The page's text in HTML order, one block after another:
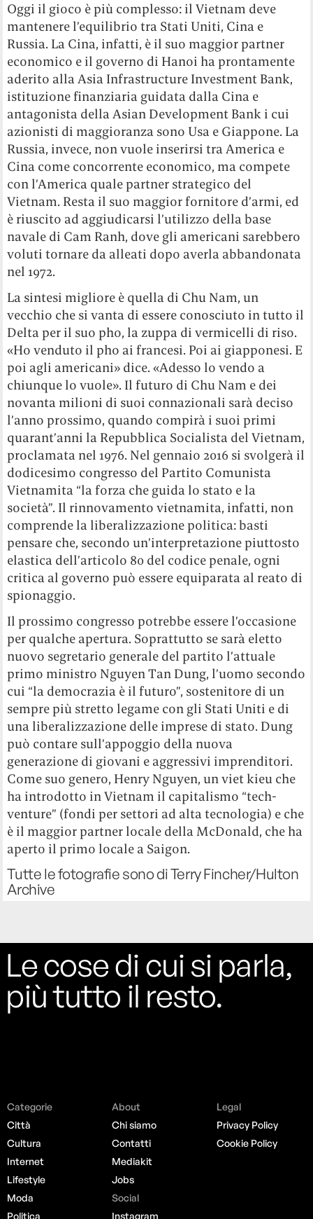
Oggi il gioco è più complesso: il Vietnam deve
mantenere l’equilibrio tra Stati Uniti, Cina e
Russia. La Cina, infatti, è il suo maggior partner
economico e il governo di Hanoi ha prontamente
aderito alla Asia Infrastructure Investment Bank,
istituzione finanziaria guidata dalla Cina e
antagonista della Asian Development Bank i cui
azionisti di maggioranza sono Usa e Giappone. La
Russia, invece, non vuole inserirsi tra America e
Cina come concorrente economico, ma compete
con l’America quale partner strategico del
Vietnam. Resta il suo maggior fornitore d’armi, ed
è riuscito ad aggiudicarsi l’utilizzo della base
navale di Cam Ranh, dove gli americani sarebbero
voluti tornare da alleati dopo averla abbandonata
nel 1972.
La sintesi migliore è quella di Chu Nam, un
vecchio che si vanta di essere conosciuto in tutto il
Delta per il suo pho, la zuppa di vermicelli di riso.
«Ho venduto il pho ai francesi. Poi ai giapponesi. E
poi agli americani» dice. «Adesso lo vendo a
chiunque lo vuole». Il futuro di Chu Nam e dei
novanta milioni di suoi connazionali sarà deciso
l’anno prossimo, quando compirà i suoi primi
quarant’anni la Repubblica Socialista del Vietnam,
proclamata nel 1976. Nel gennaio 2016 si svolgerà il
dodicesimo congresso del Partito Comunista
Vietnamita “la forza che guida lo stato e la
società”. Il rinnovamento vietnamita, infatti, non
comprende la liberalizzazione politica: basti
pensare che, secondo un’interpretazione piuttosto
elastica dell’articolo 80 del codice penale, ogni
critica al governo può essere equiparata al reato di
spionaggio.
Il prossimo congresso potrebbe essere l’occasione
per qualche apertura. Soprattutto se sarà eletto
nuovo segretario generale del partito l’attuale
primo ministro Nguyen Tan Dung, l’uomo secondo
cui “la democrazia è il futuro”, sostenitore di un
sempre più stretto legame con gli Stati Uniti e di
una liberalizzazione delle imprese di stato. Dung
può contare sull’appoggio della nuova
generazione di giovani e aggressivi imprenditori.
Come suo genero, Henry Nguyen, un viet kieu che
ha introdotto in Vietnam il capitalismo “tech-
venture” (fondi per settori ad alta tecnologia) e che
è il maggior partner locale della McDonald, che ha
aperto il primo locale a Saigon.
Tutte le fotografie sono di Terry Fincher/Hulton
Archive
Le cose di cui si parla,
più tutto il resto.
Categorie
Città
Cultura
Internet
Lifestyle
Moda
Politica
About
Chi siamo
Contatti
Mediakit
Jobs
Social
Instagram
Legal
Privacy Policy
Cookie Policy